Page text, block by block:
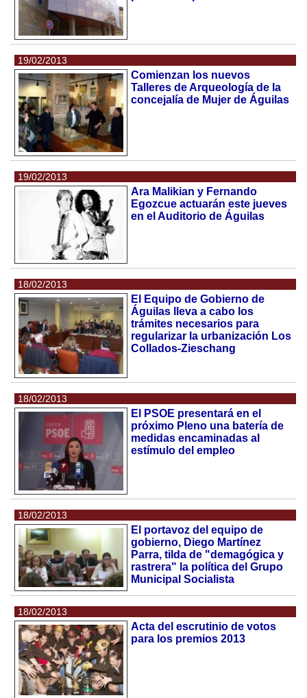
19/02/2013
Comienzan los nuevos
Talleres de Arqueología de la
concejalía de Mujer de Águilas
19/02/2013
Ara Malikian y Fernando
Egozcue actuarán este jueves
en el Auditorio de Águilas
18/02/2013
El Equipo de Gobierno de
Águilas lleva a cabo los
trámites necesarios para
regularizar la urbanización Los
Collados-Zieschang
18/02/2013
El PSOE presentará en el
próximo Pleno una batería de
medidas encaminadas al
estímulo del empleo
18/02/2013
El portavoz del equipo de
gobierno, Diego Martínez
Parra, tilda de "demagógica y
rastrera" la política del Grupo
Municipal Socialista
18/02/2013
Acta del escrutinio de votos
para los premios 2013